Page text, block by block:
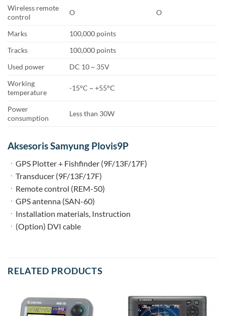
Wireless remote
control
O O
Marks
100,000 points
Tracks
100,000 points
Used power
DC 10 ~ 35V
Working
temperature
-15°C ~ +55°C
Power
consumption
Less than 30W
Aksesoris Samyung Plovis9P
ㆍGPS Plotter + Fishfinder (9F/13F/17F)
ㆍTransducer (9F/13F/17F)
ㆍRemote control (REM-50)
ㆍGPS antenna (SAN-60)
ㆍInstallation materials, Instruction
ㆍ(Option) DVI cable
RELATED PRODUCTS